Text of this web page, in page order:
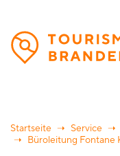
Direkt
zum
Inhalt
Startseite Service
Büroleitung Fontane